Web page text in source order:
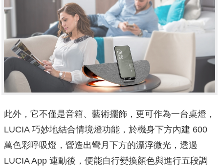
此外，它不僅是音箱、藝術擺飾，更可作為一台桌燈，
LUCIA 巧妙地結合情境燈功能，於機身下方內建 600
萬色彩呼吸燈，營造出彎月下方的漂浮微光，透過
LUCIA App 連動後，便能自行變換顏色與進行五段調